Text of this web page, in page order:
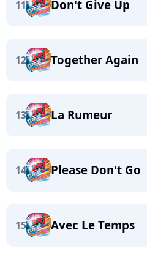
11 Don't Give Up
12 Together Again
13 La Rumeur
14 Please Don't Go
15 Avec Le Temps